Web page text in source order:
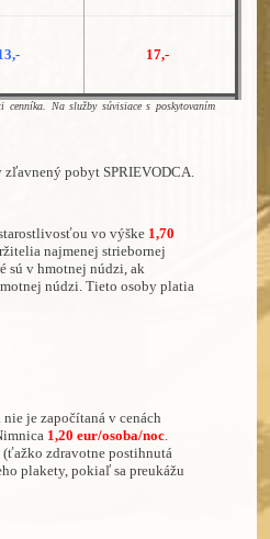
17,-
Na služby súvisiace s poskytovaním
pobyt SPRIEVODCA.
vo výške 1,70
najmenej striebornej
sú v hmotnej núdzi, ak
núdzi. Tieto osoby platia
je započítaná v cenách
1,20 eur/osoba/noc.
zdravotne postihnutá
plakety, pokiaľ sa preukážu